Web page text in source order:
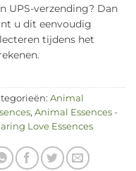
UPS-verzending? Dan
u dit eenvoudig
tijdens het
Animal
, Animal Essences -
Love Essences